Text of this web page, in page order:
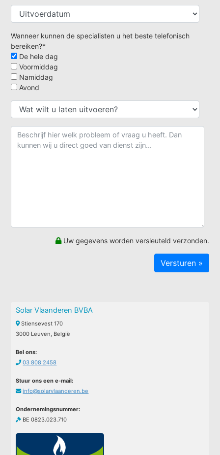
Wanneer kunnen de specialisten u het beste telefonisch
bereiken?*
De hele dag
Voormiddag
Namiddag
Avond
Uw gegevens worden versleuteld verzonden.
Solar Vlaanderen BVBA
Stiensevest 170
3000 Leuven, België
Bel ons:
03 808 2458
Stuur ons een e-mail:
info@solarvlaanderen.be
Ondernemingsnummer:
BE 0823.023.710